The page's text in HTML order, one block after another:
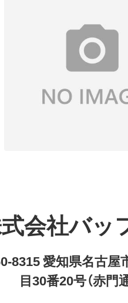
会社バッ
8315 愛知県名古屋
目30番20号（赤門